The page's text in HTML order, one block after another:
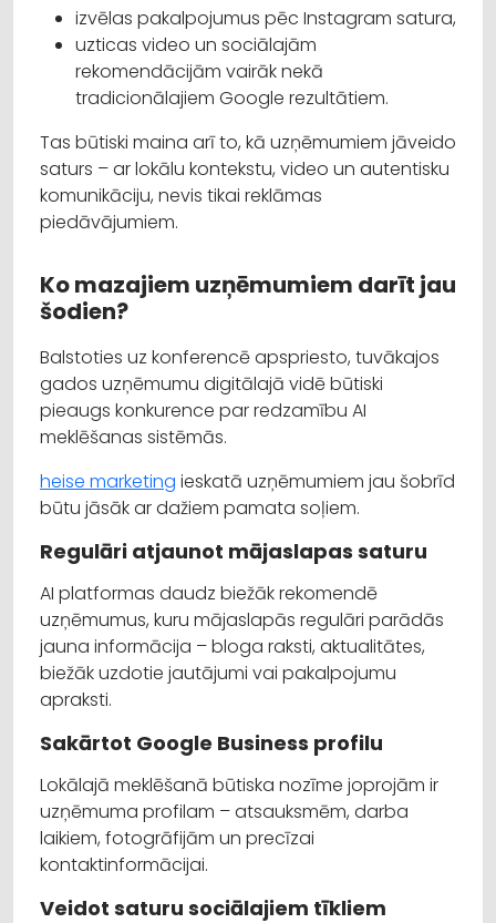
izvēlas pakalpojumus pēc Instagram satura,
uzticas video un sociālajām
rekomendācijām vairāk nekā
tradicionālajiem Google rezultātiem.
Tas būtiski maina arī to, kā uzņēmumiem jāveido
saturs – ar lokālu kontekstu, video un autentisku
komunikāciju, nevis tikai reklāmas
piedāvājumiem.
Ko mazajiem uzņēmumiem darīt jau
šodien?
Balstoties uz konferencē apspriesto, tuvākajos
gados uzņēmumu digitālajā vidē būtiski
pieaugs konkurence par redzamību AI
meklēšanas sistēmās.
heise marketing ieskatā uzņēmumiem jau šobrīd
būtu jāsāk ar dažiem pamata soļiem.
Regulāri atjaunot mājaslapas saturu
AI platformas daudz biežāk rekomendē
uzņēmumus, kuru mājaslapās regulāri parādās
jauna informācija – bloga raksti, aktualitātes,
biežāk uzdotie jautājumi vai pakalpojumu
apraksti.
Sakārtot Google Business profilu
Lokālajā meklēšanā būtiska nozīme joprojām ir
uzņēmuma profilam – atsauksmēm, darba
laikiem, fotogrāfijām un precīzai
kontaktinformācijai.
Veidot saturu sociālajiem tīkliem